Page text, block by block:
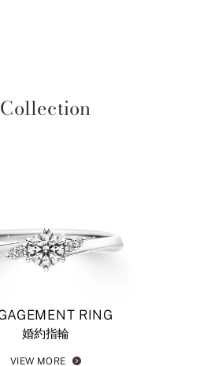
ットリング一覧
Collection
RING
婚約指輪
VIEW MORE